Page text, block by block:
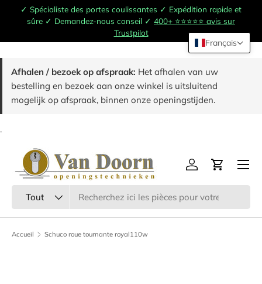
Passer au contenu
✓ Spécialiste des portes coulissantes ✓ Expédition rapide et
sûre ✓ Demandez-nous conseil ✓ 400+ ⭐️⭐️⭐️⭐️⭐️ avis sur
Trustpilot
Afhalen / bezoek op afspraak: Het afhalen van uw
bestelling en bezoek aan onze winkel is uitsluitend
mogelijk op afspraak, binnen onze openingstijden.
.
Tout
Se connecter
Panier
Menu
Accueil Schuco roue tournante royal110w
Français